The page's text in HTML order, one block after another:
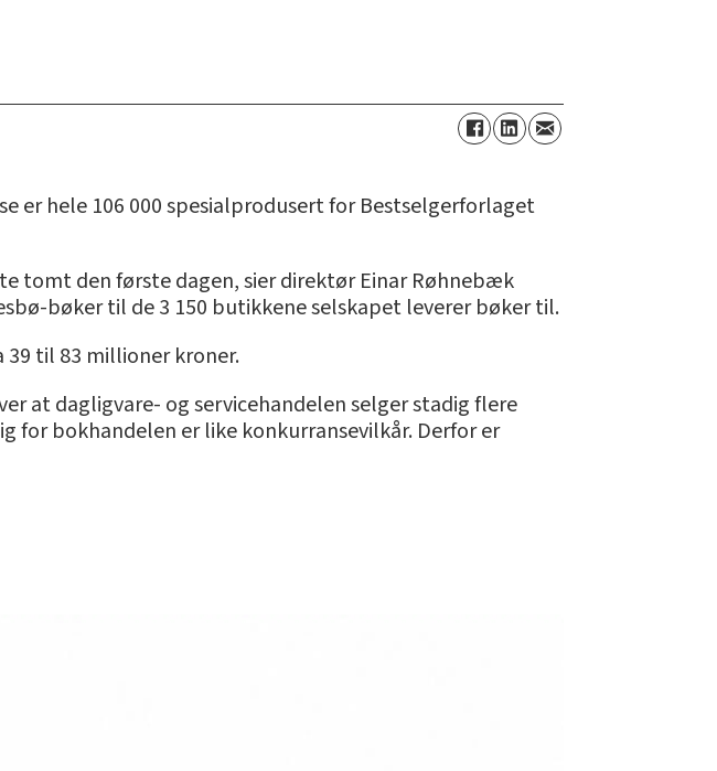
er hele 106 000 spesialprodusert for Bestselgerforlaget
tomt den første dagen, sier direktør Einar Røhnebæk
bøker til de 3 150 butikkene selskapet leverer bøker til.
til 83 millioner kroner.
at dagligvare- og servicehandelen selger stadig flere
for bokhandelen er like konkurransevilkår. Derfor er